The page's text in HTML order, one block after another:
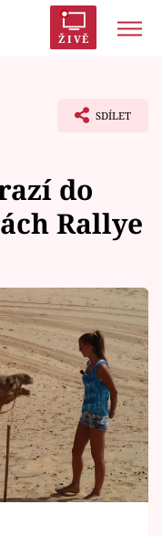
ŽIVĚ
SDÍLET
do
Rallye